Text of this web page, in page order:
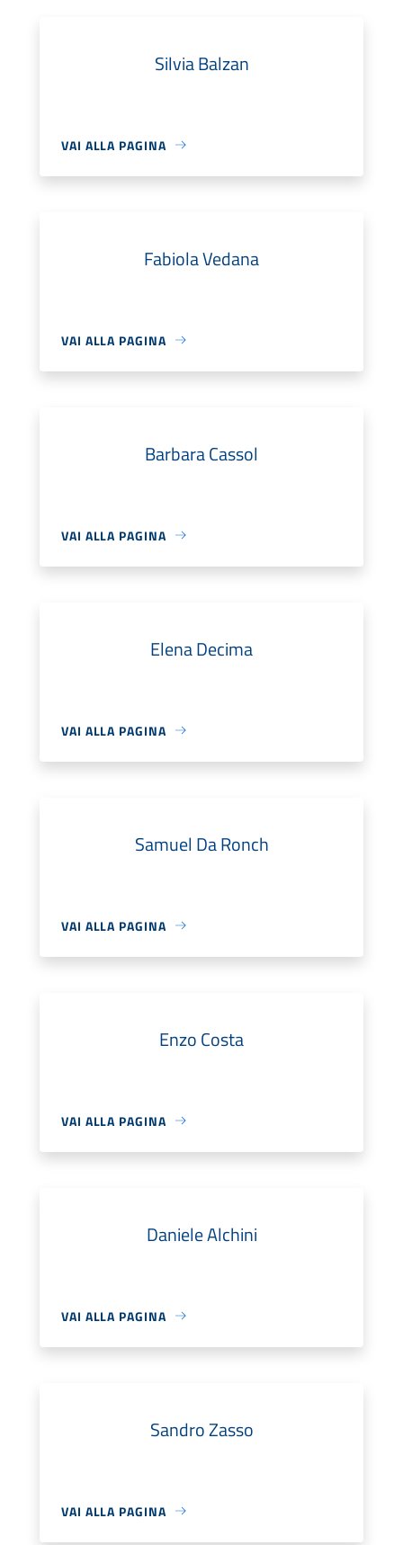
Silvia Balzan
VAI ALLA PAGINA
Fabiola Vedana
VAI ALLA PAGINA
Barbara Cassol
VAI ALLA PAGINA
Elena Decima
VAI ALLA PAGINA
Samuel Da Ronch
VAI ALLA PAGINA
Enzo Costa
VAI ALLA PAGINA
Daniele Alchini
VAI ALLA PAGINA
Sandro Zasso
VAI ALLA PAGINA